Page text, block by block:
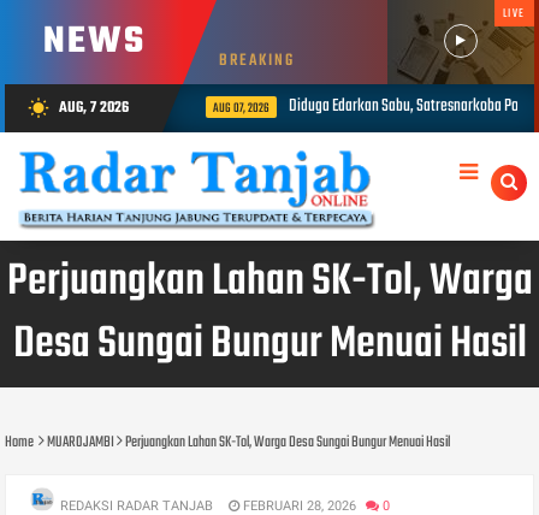
NEWS BREAKING
LIVE
wb_sunny AUG, 7 2026
AUG 07, 2026 Diduga Edarkan Sabu, Satresnarkoba Polres Tanjab Barat Amankan Seorang
Perjuangkan Lahan SK-Tol, Warga
Desa Sungai Bungur Menuai Hasil
Home MUAROJAMBI Perjuangkan Lahan SK-Tol, Warga Desa Sungai Bungur Menuai Hasil
REDAKSI RADAR TANJAB FEBRUARI 28, 2026 0